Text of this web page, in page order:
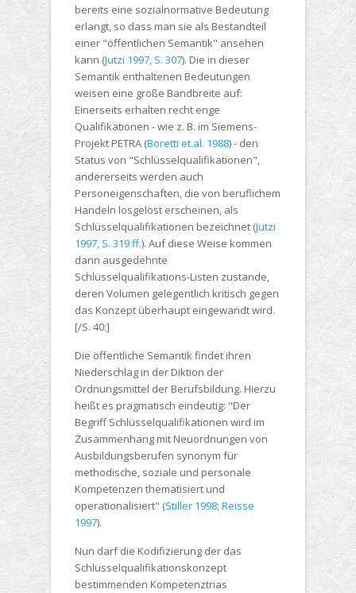
bereits eine sozialnormative Bedeutung
erlangt, so dass man sie als Bestandteil
einer "öffentlichen Semantik" ansehen
kann (Jutzi 1997, S. 307). Die in dieser
Semantik enthaltenen Bedeutungen
weisen eine große Bandbreite auf:
Einerseits erhalten recht enge
Qualifikationen - wie z. B. im Siemens-
Projekt PETRA (Boretti et.al. 1988) - den
Status von "Schlüsselqualifikationen",
andererseits werden auch
Personeigenschaften, die von beruflichem
Handeln losgelöst erscheinen, als
Schlüsselqualifikationen bezeichnet (Jutzi
1997, S. 319 ff.). Auf diese Weise kommen
dann ausgedehnte
Schlüsselqualifikations-Listen zustande,
deren Volumen gelegentlich kritisch gegen
das Konzept überhaupt eingewandt wird.
[/S. 40:]
Die öffentliche Semantik findet ihren
Niederschlag in der Diktion der
Ordnungsmittel der Berufsbildung. Hierzu
heißt es pragmatisch eindeutig: "Der
Begriff Schlüsselqualifikationen wird im
Zusammenhang mit Neuordnungen von
Ausbildungsberufen synonym für
methodische, soziale und personale
Kompetenzen thematisiert und
operationalisiert" (Stiller 1998; Reisse
1997).
Nun darf die Kodifizierung der das
Schlüsselqualifikationskonzept
bestimmenden Kompetenztrias